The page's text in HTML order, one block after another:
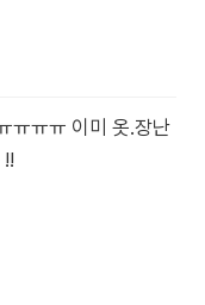
ㅠㅠㅠ 이미 옷.장난